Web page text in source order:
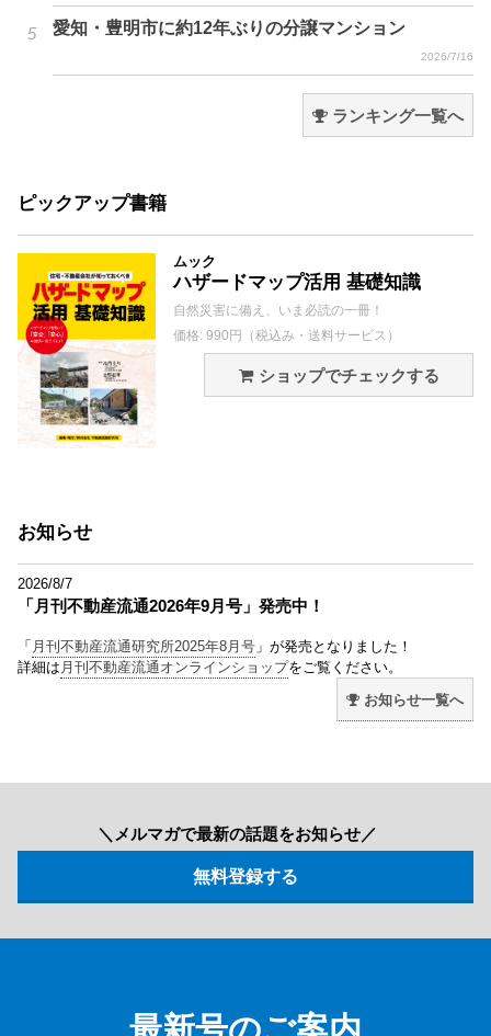
愛知・豊明市に約12年ぶりの分譲マンション
2026/7/16
ランキング一覧へ
ピックアップ書籍
ムック
ハザードマップ活用 基礎知識
自然災害に備え、いま必読の一冊！
価格: 990円（税込み・送料サービス）
ショップでチェックする
お知らせ
2026/8/7
「月刊不動産流通2026年9月号」発売中！
「 月刊不動産流通研究所2025年8月号 」が発売となりました！
詳細は 月刊不動産流通オンラインショップをご覧ください。
お知らせ一覧へ
＼メルマガで最新の話題をお知らせ／
最新号のご案内